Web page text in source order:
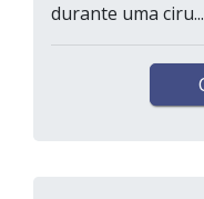
durante uma ciru...